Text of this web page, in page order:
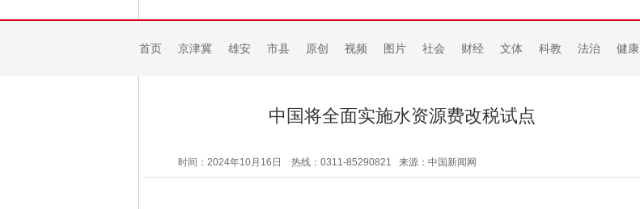
首页 京津冀 雄安 市县 原创 视频 图片 社会 财经 文体 科教 法治 健康
中国将全面实施水资源费改税试点
时间：2024年10月16日 热线：0311-85290821 来源：中国新闻网